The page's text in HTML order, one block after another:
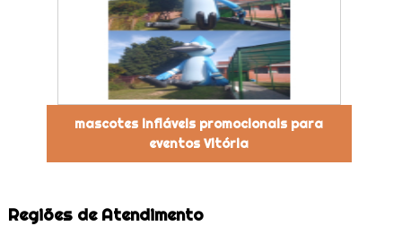
mascotes infláveis promocionais para
eventos Vitória
Regiões de Atendimento